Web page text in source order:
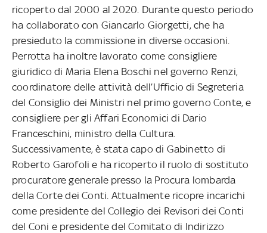
ricoperto dal 2000 al 2020. Durante questo periodo
ha collaborato con Giancarlo Giorgetti, che ha
presieduto la commissione in diverse occasioni.
Perrotta ha inoltre lavorato come consigliere
giuridico di Maria Elena Boschi nel governo Renzi,
coordinatore delle attività dell’Ufficio di Segreteria
del Consiglio dei Ministri nel primo governo Conte, e
consigliere per gli Affari Economici di Dario
Franceschini, ministro della Cultura.
Successivamente, è stata capo di Gabinetto di
Roberto Garofoli e ha ricoperto il ruolo di sostituto
procuratore generale presso la Procura lombarda
della Corte dei Conti. Attualmente ricopre incarichi
come presidente del Collegio dei Revisori dei Conti
del Coni e presidente del Comitato di Indirizzo